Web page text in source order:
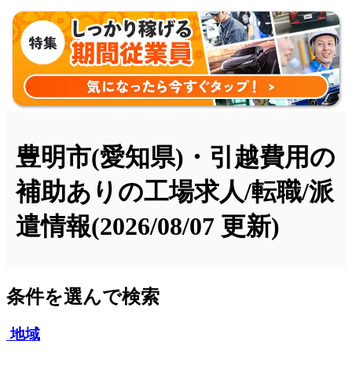
豊明市(愛知県)・引越費用の
補助ありの工場求人/転職/派
遣情報(2026/08/07 更新)
条件を選んで検索
地域